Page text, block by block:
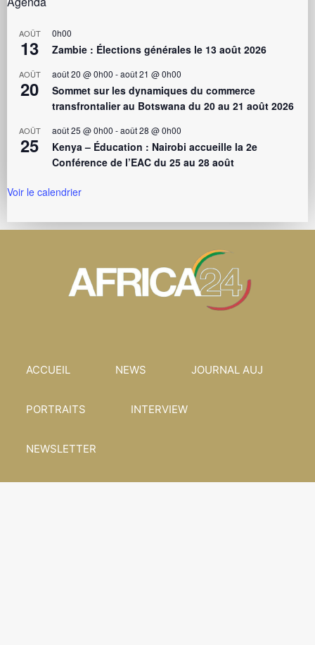
AOÛT
13
0h00
Zambie : Élections générales le 13 août 2026
AOÛT
20
août 20 @ 0h00 -août 21 @ 0h00
Sommet sur les dynamiques du commerce
transfrontalier au Botswana du 20 au 21 août 2026
AOÛT
25
août 25 @ 0h00 -août 28 @ 0h00
Kenya – Éducation : Nairobi accueille la 2e
Conférence de l’EAC du 25 au 28 août
Voir le calendrier
ACCUEIL NEWS JOURNAL AUJ
PORTRAITS INTERVIEW
NEWSLETTER